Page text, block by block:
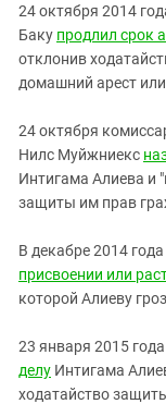
24 октября 2014
Баку продлил срок
отклонив
домашний арест
24 октября
Нилс Муйжниекс
Интигама Алиева и
защиты им прав
В декабре 2014 года
присвоении или
которой Алиеву
23 января 2015 года
делу Интигама
ходатайство